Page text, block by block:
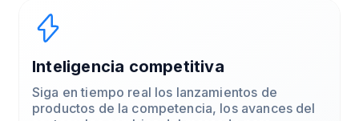
Inteligencia competitiva
Siga en tiempo real los lanzamientos de
productos de la competencia, los avances del